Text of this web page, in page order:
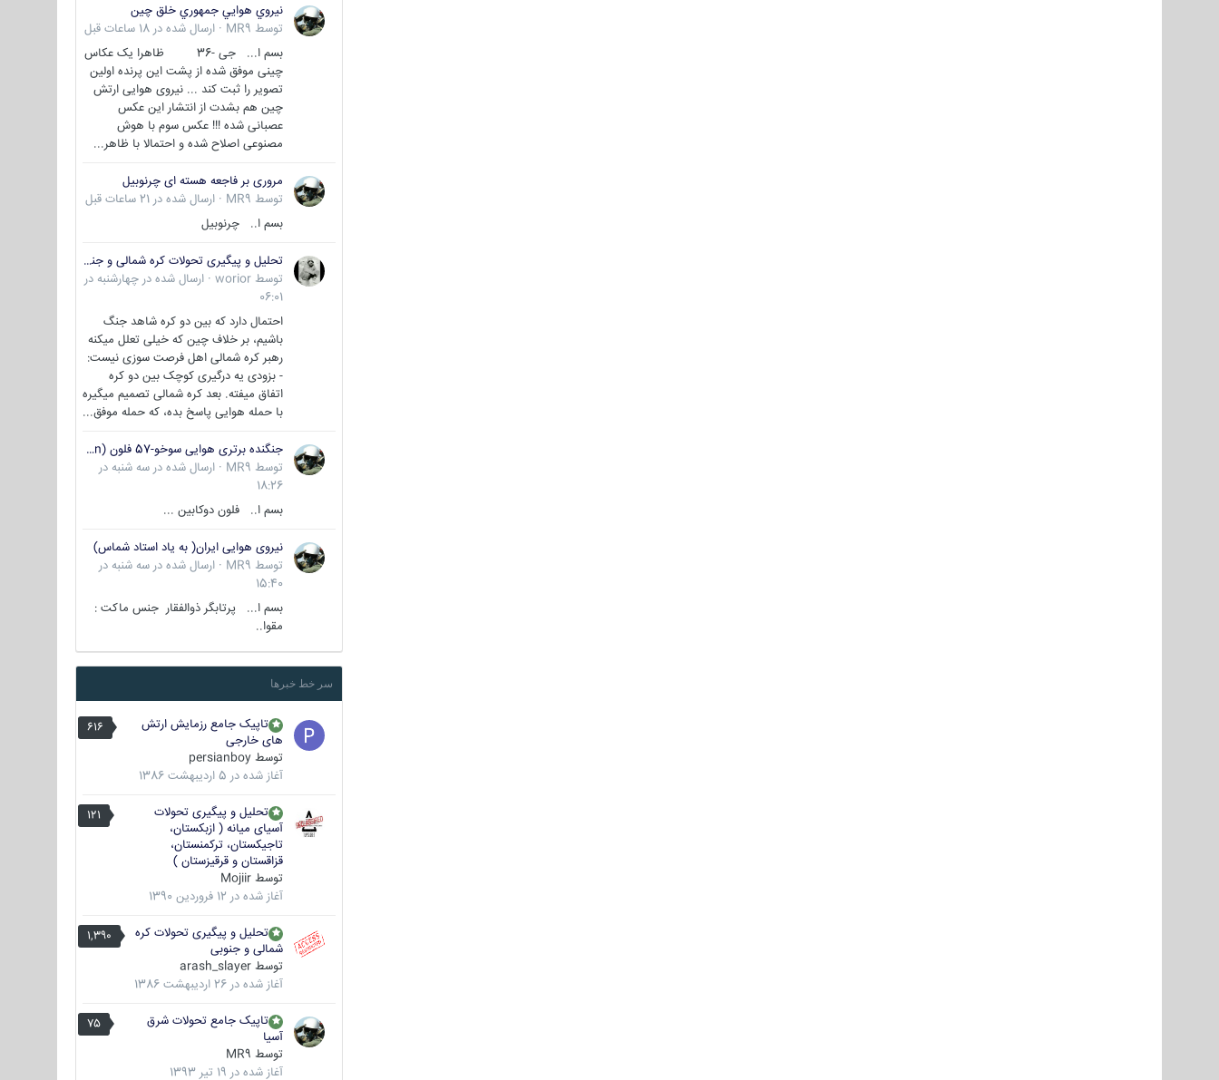
نيروي هوايي جمهوري خلق چين
توسط MR9
· ارسال شده در 18 ساعات قبل
بسم ا... جی -36 ظاهرا یک عکاس
چینی موفق شده از پشت این پرنده اولین
تصویر را ثبت کند ... نیروی هوایی ارتش
چین هم بشدت از انتشار این عکس
عصبانی شده !!! عکس سوم با هوش
مصنوعی اصلاح شده و احتمالا با ظاهر...
مروری بر فاجعه هسته ای چرنوبیل
توسط MR9
· ارسال شده در 21 ساعات قبل
بسم ا.. چرنوبیل
تحلیل و پیگیری تحولات کره شمالی و جنوبی
توسط worior
· ارسال شده در چهارشنبه در
06:01
احتمال دارد که بین دو کره شاهد جنگ
باشیم، بر خلاف چین که خیلی تعلل میکنه
رهبر کره شمالی اهل فرصت سوزی نیست:
- بزودی یه درگیری کوچک بین دو کره
اتفاق میفته. بعد کره شمالی تصمیم میگیره
با حمله هوایی پاسخ بده، که حمله موفق...
جنگنده برتری هوایی سوخو-57 فلون (Su-57/Felon)
توسط MR9
· ارسال شده در سه شنبه در
18:26
بسم ا.. فلون دوکابین ...
نیروی هوایی ایران( به یاد استاد شماس)
توسط MR9
· ارسال شده در سه شنبه در
15:40
بسم ا... پرتابگر ذوالفقار جنس ماکت :
مقوا..
سر خط خبرها
616
تاپیک جامع رزمایش ارتش
های خارجی
توسط persianboy
آغاز شده در 5 اردیبهشت 1386
121
تحلیل و پیگیری تحولات
آسیای میانه ( ازبکستان،
تاجیکستان، ترکمنستان،
قزاقستان و قرقیزستان )
توسط Mojiir
آغاز شده در 12 فروردین 1390
1,390
تحلیل و پیگیری تحولات کره
شمالی و جنوبی
توسط arash_slayer
آغاز شده در 26 اردیبهشت 1386
75
تاپیک جامع تحولات شرق
آسیا
توسط MR9
آغاز شده در 19 تیر 1393